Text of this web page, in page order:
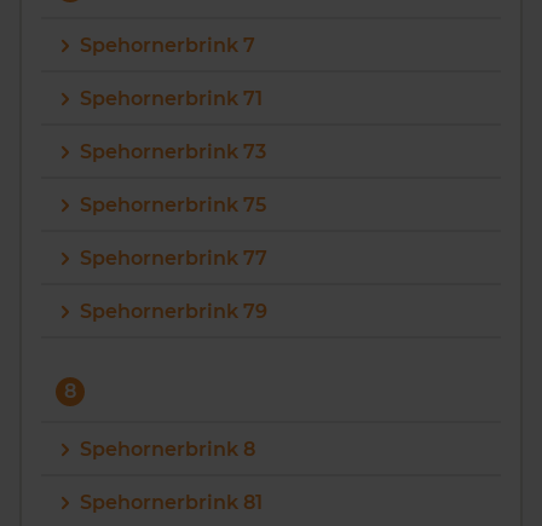
Spehornerbrink 7
Spehornerbrink 71
Spehornerbrink 73
Spehornerbrink 75
Spehornerbrink 77
Spehornerbrink 79
8
Spehornerbrink 8
Spehornerbrink 81